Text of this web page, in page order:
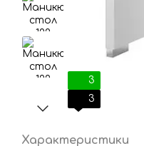
3
3
Характеристики